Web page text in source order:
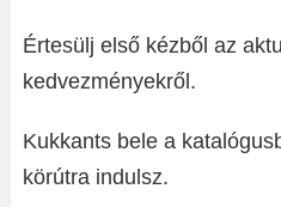
Értesülj első kézből az
kedvezményekről.
Kukkants bele a
körútra indulsz.